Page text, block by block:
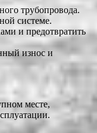
трубопровода.
системе.
и предотвратить
износ и
месте,